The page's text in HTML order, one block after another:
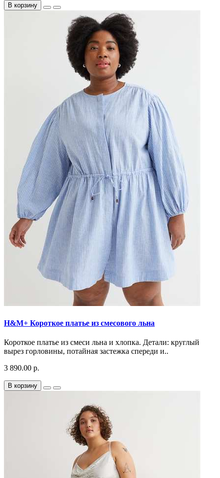
В корзину
H&M+ Короткое платье из смесового льна
Короткое платье из смеси льна и хлопка. Детали: круглый
вырез горловины, потайная застежка спереди и..
3 890.00 р.
В корзину